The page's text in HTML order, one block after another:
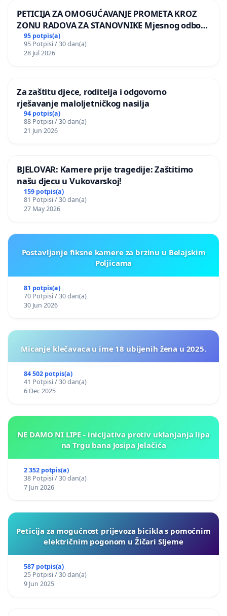
PETICIJA ZA OMOGUĆAVANJE PROMETA KROZ
ZONU RADOVA ZA STANOVNIKE Mjesnog odbora
Kamensko i Lemić Brdo
95 potpis(a)
95 Potpisi / 30 dan(a)
28 Jul 2026
Za zaštitu djece, roditelja i odgovorno
rješavanje maloljetničkog nasilja
94 potpis(a)
88 Potpisi / 30 dan(a)
21 Jun 2026
BJELOVAR: Kamere prije tragedije: Zaštitimo
našu djecu u Vukovarskoj!
159 potpis(a)
81 Potpisi / 30 dan(a)
27 May 2026
Postavljanje fiksne kamere za brzinu u Belajskim
Poljicama
81 potpis(a)
70 Potpisi / 30 dan(a)
30 Jun 2026
Micanje klečavaca u ime 18 ubijenih žena u 2025.
84 502 potpis(a)
41 Potpisi / 30 dan(a)
6 Dec 2025
NE DAMO NI LIPE - inicijativa protiv uklanjanja lipa
na Trgu bana Josipa Jelačića
2 352 potpis(a)
38 Potpisi / 30 dan(a)
7 Jun 2026
Peticija za mogućnost prijevoza bicikla s pomoćnim
električnim pogonom u Žičari Sljeme
587 potpis(a)
25 Potpisi / 30 dan(a)
9 Jun 2025